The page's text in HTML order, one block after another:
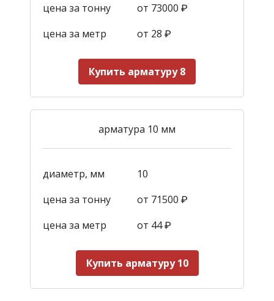
цена за тонну
от 73000 ₽
цена за метр
от 28 ₽
Купить арматуру 8
арматура 10 мм
диаметр, мм
10
цена за тонну
от 71500 ₽
цена за метр
от 44₽
Купить арматуру 10